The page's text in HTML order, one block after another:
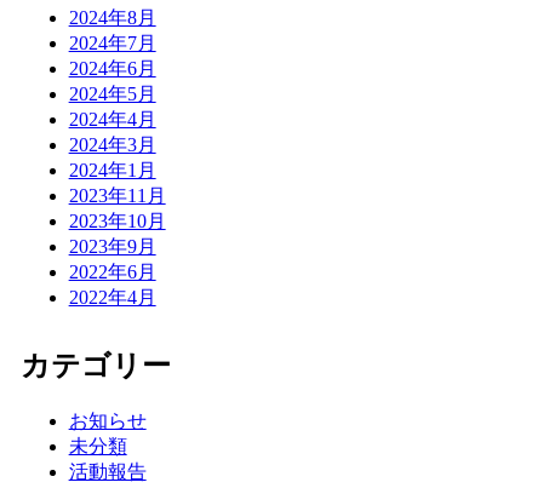
2024年8月
2024年7月
2024年6月
2024年5月
2024年4月
2024年3月
2024年1月
2023年11月
2023年10月
2023年9月
2022年6月
2022年4月
カテゴリー
お知らせ
未分類
活動報告